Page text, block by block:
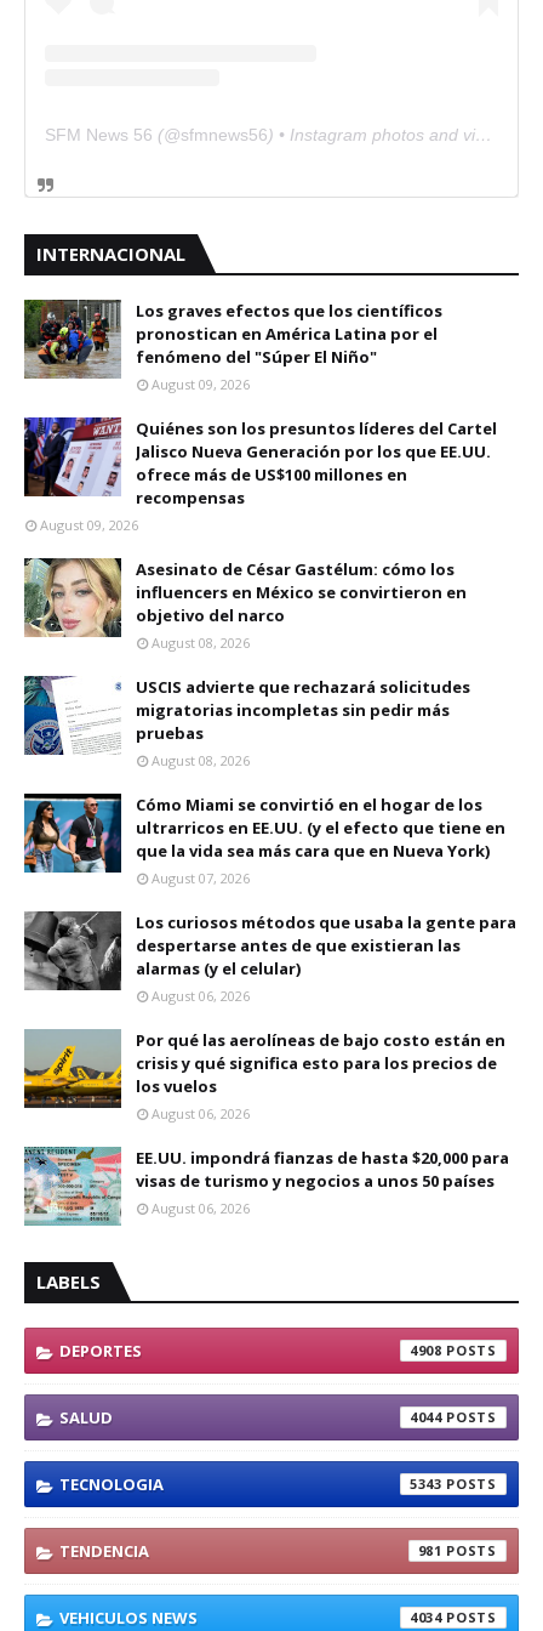
SFM News 56 (@sfmnews56) • Instagram photos and videos
INTERNACIONAL
Los graves efectos que los científicos
pronostican en América Latina por el
fenómeno del "Súper El Niño"
August 09, 2026
Quiénes son los presuntos líderes del Cartel
Jalisco Nueva Generación por los que EE.UU.
ofrece más de US$100 millones en
recompensas
August 09, 2026
Asesinato de César Gastélum: cómo los
influencers en México se convirtieron en
objetivo del narco
August 08, 2026
USCIS advierte que rechazará solicitudes
migratorias incompletas sin pedir más
pruebas
August 08, 2026
Cómo Miami se convirtió en el hogar de los
ultrarricos en EE.UU. (y el efecto que tiene en
que la vida sea más cara que en Nueva York)
August 07, 2026
Los curiosos métodos que usaba la gente para
despertarse antes de que existieran las
alarmas (y el celular)
August 06, 2026
Por qué las aerolíneas de bajo costo están en
crisis y qué significa esto para los precios de
los vuelos
August 06, 2026
EE.UU. impondrá fianzas de hasta $20,000 para
visas de turismo y negocios a unos 50 países
August 06, 2026
LABELS
DEPORTES 4908
SALUD 4044
TECNOLOGIA 5343
TENDENCIA 981
VEHICULOS NEWS 4034